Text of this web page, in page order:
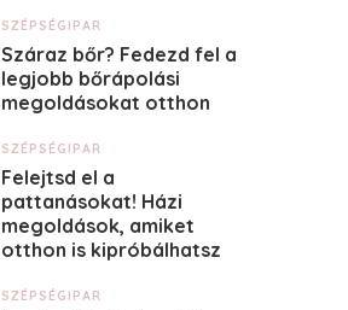
SZÉPSÉGIPAR
Száraz bőr? Fedezd fel a
legjobb bőrápolási
megoldásokat otthon
SZÉPSÉGIPAR
Felejtsd el a
pattanásokat! Házi
megoldások, amiket
otthon is kipróbálhatsz
SZÉPSÉGIPAR